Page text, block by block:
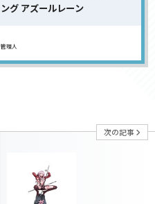
ング アズールレーン
管理人
次の記事